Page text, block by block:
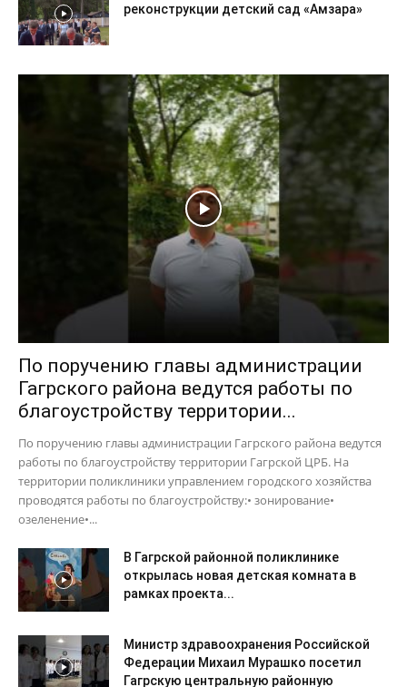
реконструкции детский сад «Амзара»
По поручению главы администрации
Гагрского района ведутся работы по
благоустройству территории...
По поручению главы администрации Гагрского района ведутся
работы по благоустройству территории Гагрской ЦРБ. На
территории поликлиники управлением городского хозяйства
проводятся работы по благоустройству:• зонирование•
озеленение•...
В Гагрской районной поликлинике
открылась новая детская комната в
рамках проекта...
Министр здравоохранения Российской
Федерации Михаил Мурашко посетил
Гагрскую центральную районную